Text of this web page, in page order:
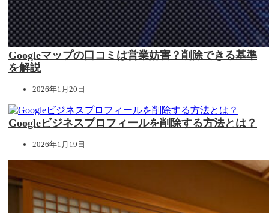
Googleマップの口コミは営業妨害？削除できる基準
を解説
2026年1月20日
Googleビジネスプロフィールを削除する方法とは？
2026年1月19日